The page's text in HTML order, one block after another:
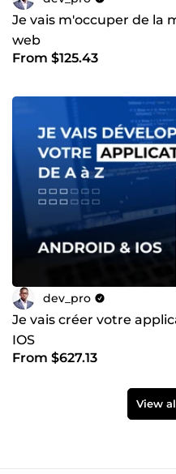
Je vais m'occuper de la
web
From $125.43
dev_pro
Je vais créer votre
IOS
From $627.13
View